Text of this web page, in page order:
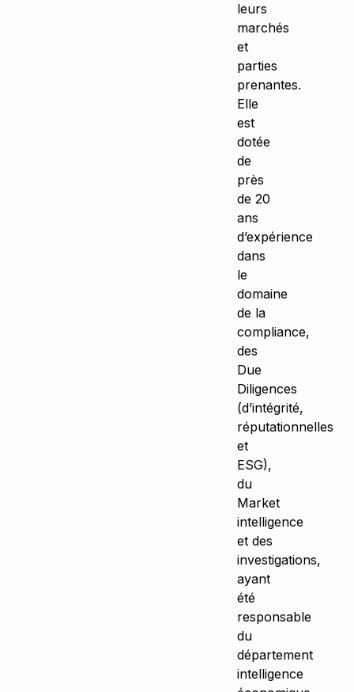
leurs
marchés
et
parties
prenantes.
Elle
est
dotée
de
près
de 20
ans
d’expérience
dans
le
domaine
de la
compliance,
des
Due
Diligences
(d’intégrité,
réputationnelles
et
ESG),
du
Market
intelligence
et des
investigations,
ayant
été
responsable
du
département
intelligence